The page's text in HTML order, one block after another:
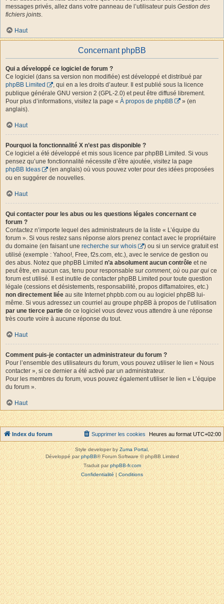
messages privés, allez dans votre panneau de l’utilisateur puis Gestion des
fichiers joints.
Haut
Concernant phpBB
Qui a développé ce logiciel de forum ?
Ce logiciel (dans sa version non modifiée) est développé et distribué par
phpBB Limited
, qui en a les droits d’auteur. Il est publié sous la licence
publique générale GNU version 2 (GPL-2.0) et peut être diffusé librement.
Pour plus d’informations, visitez la page « À propos de phpBB
» (en
anglais).
Haut
Pourquoi la fonctionnalité X n’est pas disponible ?
Ce logiciel a été développé et mis sous licence par phpBB Limited. Si vous
pensez qu’une fonctionnalité nécessite d’être ajoutée, visitez la page
phpBB Ideas
(en anglais) où vous pouvez voter pour des idées proposées
ou en suggérer de nouvelles.
Haut
Qui contacter pour les abus ou les questions légales concernant ce
forum ?
Contactez n’importe lequel des administrateurs de la liste « L’équipe du
forum ». Si vous restez sans réponse alors prenez contact avec le propriétaire
du domaine (en faisant une recherche sur whois
) ou si un service gratuit est
utilisé (exemple : Yahoo!, Free, f2s.com, etc.), avec le service de gestion ou
des abus. Notez que phpBB Limited n’a absolument aucun contrôle et ne
peut être, en aucun cas, tenu pour responsable sur comment, où ou par qui ce
forum est utilisé. Il est inutile de contacter phpBB Limited pour toute question
légale (cessions et désistements, responsabilité, propos diffamatoires, etc.)
non directement liée au site Internet phpbb.com ou au logiciel phpBB lui-
même. Si vous adressez un courriel au groupe phpBB à propos de l’utilisation
par une tierce partie de ce logiciel vous devez vous attendre à une réponse
très courte voire à aucune réponse du tout.
Haut
Comment puis-je contacter un administrateur du forum ?
Pour l’ensemble des utilisateurs du forum, vous pouvez utiliser le lien « Nous
contacter », si ce dernier a été activé par un administrateur.
Pour les membres du forum, vous pouvez également utiliser le lien « L’équipe
du forum ».
Haut
Index du forum Heures au format UTC+02:00
Supprimer les cookies
Style developer byZuma Portal,
Développé parphpBB® Forum Software © phpBB Limited
Traduit parphpBB-fr.com
Confidentialité|Conditions